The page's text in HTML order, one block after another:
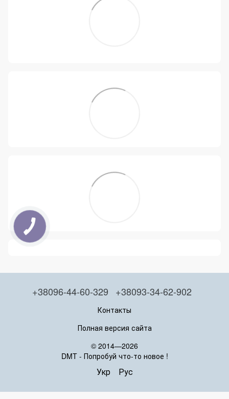
+38096-44-60-329 +38093-34-62-902
Контакты
Полная версия сайта
© 2014—2026
DMT - Попробуй что-то новое !
Укр Рус